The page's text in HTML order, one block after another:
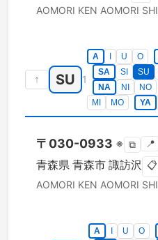
AOMORI KEN AOMORI SHI
↑ SU 1
A U O
SA
SI SU
NA
NI NO
MI
MO YA
〒 030-0933 ※ ⧉ 📍
青森県 青森市 諏訪沢 📋
AOMORI KEN AOMORI SHI
A U O